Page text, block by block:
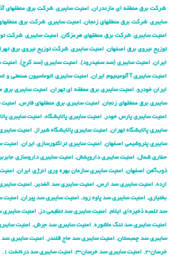
شركت برق منطقه ای مازندران, امنیت سایبری شركت برق منطقهای
سایبری شركت برق منطقهای زنجان, امنیت سایبری شركت برق
امنیت سایبری شركت برق منطقهای هرمزگان, امنیت سایبری شركت
توزیع نیروی برق اصفهان, امنیت سایبری شركت توزیع نیروی برق
ایران, امنیت سایبری (سد سفیدرود), امنیت سایبری (سد کرج), امنیت
امنیت سایبری آ آلومینیوم ایران, امنیت سایبری اتوماسیون صنعتی و
ایران خودرو, امنیت سایبری برق منطقه ای تهران, امنیت سایبری برق
سایبری برق منطقهای زنجان, امنیت سایبری برق منطقهای فارس, امنیت
امنیت سایبری پارس خودر , امنیت سایبری پالایشگاه, امنیت سایبری
سایبری پالایشگاه تهران, امنیت سایبری پالایشگاه شیراز , امنیت
سایبری پتروشیمی اصفهان, امنیت سایبری تراکتورسازی ایران, امنیت
حفاری شمال, امنیت سایبری داروپخش, امنیت سایبری داروسازی
ذوب‌آهن اصفهان, امنیت سایبری سازمان بهره وری انرژی ایران,
ارده, امنیت سایبری سد ارس, امنیت سایبری سد الغدیر , امنیت
بختیاری, امنیت سایبری سد پاوه رود, امنیت سایبری سد پیران, امنیت
سد تلمبه ذخیره‌ای ایلام, امنیت سایبری سد تنظیمی دز , امنیت سایبری
امنیت سایبری سد تنگ ماشوره, امنیت سایبری سد جرش, امنیت
سایبری سد چمبستان, امنیت سایبری سد حاج قلندر , امنیت سایبری سد
خرسان-۲ , امنیت سایبری سد خرسان-۳ , امنیت سایبری سد دره‌تخت ۱ ,